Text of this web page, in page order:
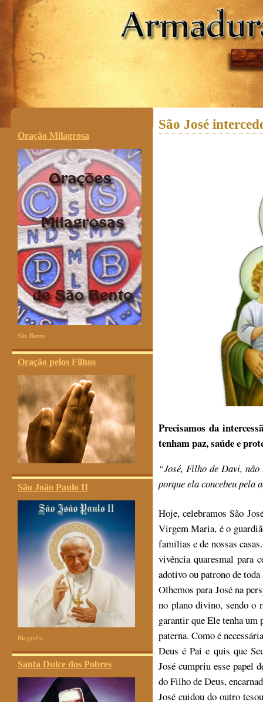
.
Oração Milagrosa
São Bento
Oração pelos Filhos
São João Paulo II
Biografia
Santa Dulce dos Pobres
São José
Precisamos da
tenham paz, saúde e
“José, Filho de Davi, não
porque ela concebeu pela
Hoje, celebramos São
Virgem Maria, é o
famílias e de nossas
vivência quaresmal para
adotivo ou patrono de
Olhemos para José na
no plano divino, sendo o
garantir que Ele tenha um
paterna. Como é
Deus é Pai e quis que
José cumpriu esse papel
do Filho de Deus,
José cuidou do outro